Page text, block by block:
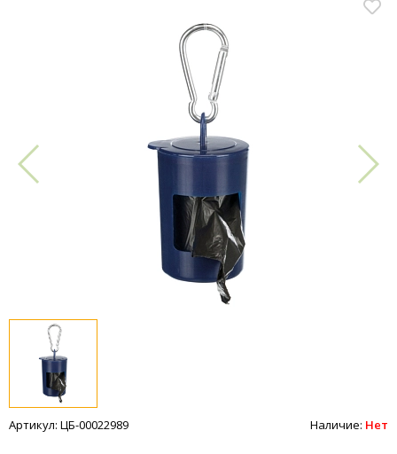
Артикул: ЦБ-00022989 Наличие: Нет